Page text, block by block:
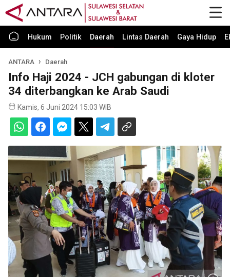
Hukum Politik Daerah Lintas Daerah Gaya Hidup
ANTARA Daerah
Info Haji 2024 - JCH gabungan di kloter
34 diterbangkan ke Arab Saudi
Kamis, 6 Juni 2024 15:03 WIB